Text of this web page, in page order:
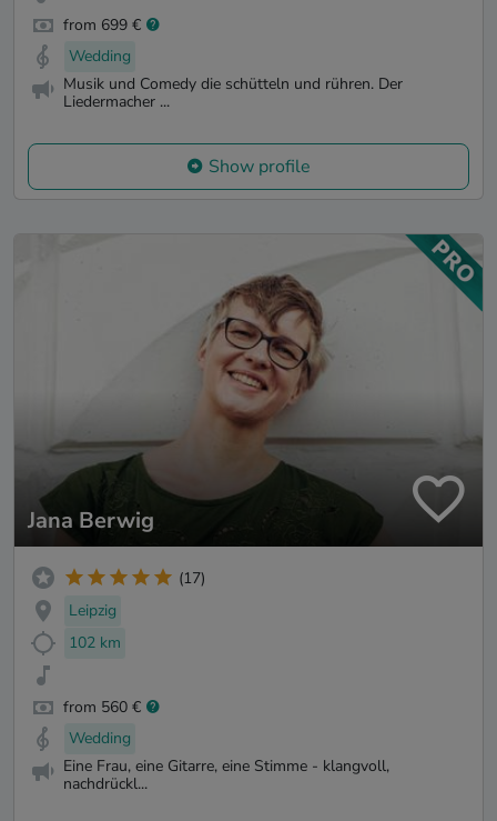
from 699 €
Wedding
Musik und Comedy die schütteln und rühren. Der
Liedermacher ...
Show profile
Jana Berwig
(17)
Leipzig
102 km
from 560 €
Wedding
Eine Frau, eine Gitarre, eine Stimme - klangvoll,
nachdrückl...